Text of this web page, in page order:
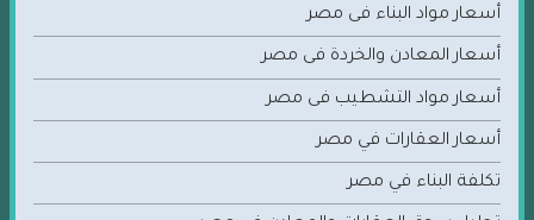
أسعار مواد البناء فى مصر
أسعار المعادن والخردة فى مصر
أسعار مواد التشطيب فى مصر
أسعار العقارات في مصر
تكلفة البناء في مصر